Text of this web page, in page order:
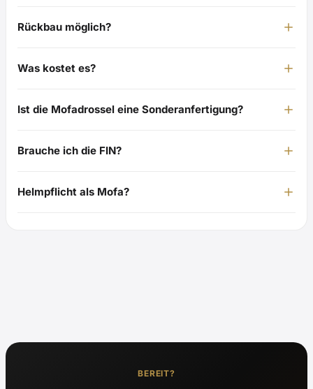
Rückbau möglich?
Was kostet es?
Ist die Mofadrossel eine Sonderanfertigung?
Brauche ich die FIN?
Helmpflicht als Mofa?
BEREIT?